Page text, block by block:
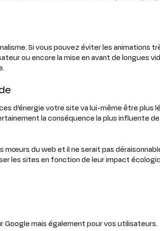
Si vous pouvez éviter les animations
ou encore la mise en avant de longues
d’énergie votre site va lui-même être plus
la conséquence la plus influente de
mœurs du web et il ne serait pas
les sites en fonction de leur impact
mais également pour vos utilisateurs.